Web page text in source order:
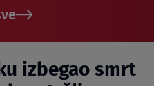
izbegao smrt